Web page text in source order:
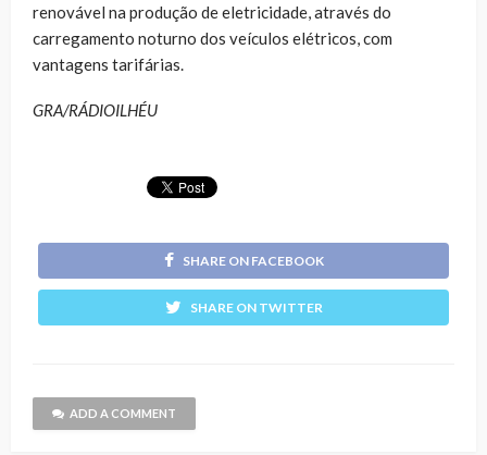
renovável na produção de eletricidade, através do
carregamento noturno dos veículos elétricos, com
vantagens tarifárias.
GRA/RÁDIOILHÉU
SHARE ON FACEBOOK
SHARE ON TWITTER
ADD A COMMENT